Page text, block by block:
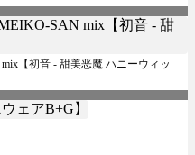
【初音 - 甜美恶魔 ハニーウィッ